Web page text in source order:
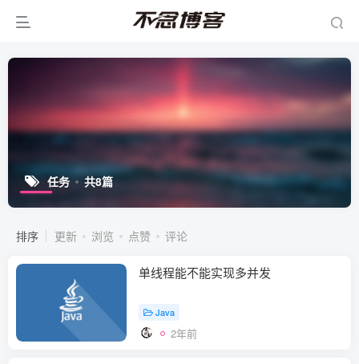
任务 共8篇
排序 更新 浏览 点赞 评论
单线程能不能实现多并发
Java
2年前